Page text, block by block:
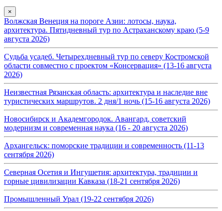
×
Волжская Венеция на пороге Азии: лотосы, наука,
архитектура. Пятидневный тур по Астраханскому краю (5-9
августа 2026)
Судьба усадеб. Четырехдневный тур по северу Костромской
области совместно с проектом «Консервация» (13-16 августа
2026)
Неизвестная Рязанская область: архитектура и наследие вне
туристических маршрутов. 2 дня/1 ночь (15-16 августа 2026)
Новосибирск и Академгородок. Авангард, советский
модернизм и современная наука (16 - 20 августа 2026)
Архангельск: поморские традиции и современность (11-13
сентября 2026)
Северная Осетия и Ингушетия: архитектура, традиции и
горные цивилизации Кавказа (18-21 сентября 2026)
Промышленный Урал (19-22 сентября 2026)